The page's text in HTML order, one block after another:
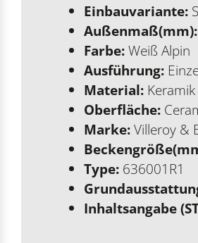
Einbauvariante:
Außenmaß(mm):
Farbe:Weiß Alpin
Ausführung:
Material: Keramik
Oberfläche:
Marke:Villeroy &
Type: 636001R1
Inhaltsangabe